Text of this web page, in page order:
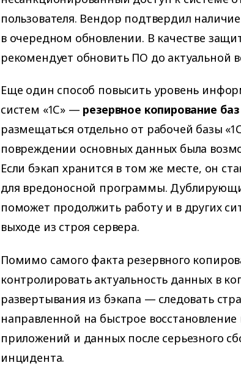
пользователя. Вендор подтвердил
в очередном обновлении. В качестве
рекомендует обновить ПО до актуальной
Еще один способ повысить уровень
систем «1С» — резервное копирование
размещаться отдельно от рабочей базы
повреждении основных данных была
Если бэкап хранится в том же месте, он
для вредоносной программы.
поможет продолжить работу и в других
выходе из строя сервера.
Помимо самого факта резервного
контролировать актуальность данных в
развертывания из бэкапа — следовать
направленной на быстрое
приложений и данных после серьезного
инцидента.